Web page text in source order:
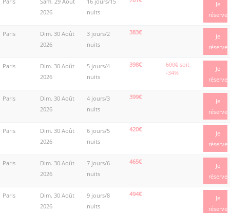
2026
nuits
Je
réserve
Paris
Dim. 30 Août
2026
3 jours/2
nuits
383€
Je
réserve
Paris
Dim. 30 Août
2026
5 jours/4
nuits
398€ 600€ soit
-34%
Je
réserve
Paris
Dim. 30 Août
2026
4 jours/3
nuits
399€
Je
réserve
Paris
Dim. 30 Août
2026
6 jours/5
nuits
420€
Je
réserve
Paris
Dim. 30 Août
2026
7 jours/6
nuits
465€
Je
réserve
Paris
Dim. 30 Août
2026
9 jours/8
nuits
494€
Je
réserve